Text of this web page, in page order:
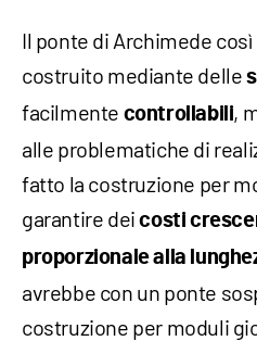
Il ponte di Archimede
costruito mediante delle
facilmente controllabili,
alle problematiche di
fatto la costruzione per
garantire deicosti
proporzionale alla
avrebbe con un ponte
costruzione per moduli